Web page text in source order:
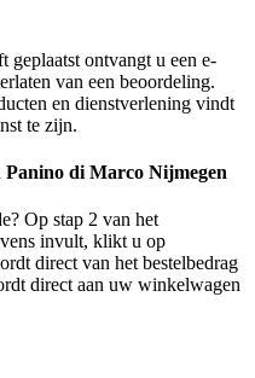
geplaatst ontvangt u een e-
van een beoordeling.
en dienstverlening vindt
te zijn.
Panino di Marco Nijmegen
Op stap 2 van het
invult, klikt u op
direct van het bestelbedrag
direct aan uw winkelwagen